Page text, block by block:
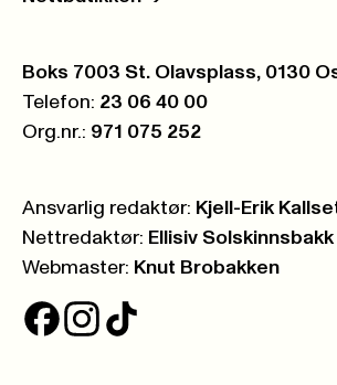
Postboks:
Boks 7003 St. Olavsplass, 0130
Telefon: 23 06 40 00
Org.nr.: 971 075 252
Ansvarlig redaktør: Kjell-Erik
Nettredaktør: Ellisiv Solskinnsbakk
Webmaster: Knut Brobakken